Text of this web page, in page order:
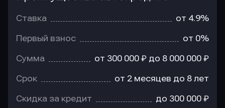
Ставка от 4.9%
Первый взнос от 0%
Сумма от 300 000 ₽ до 8 000 000 ₽
Срок от 2 месяцев до 8 лет
Скидка за кредит до 300 000 ₽